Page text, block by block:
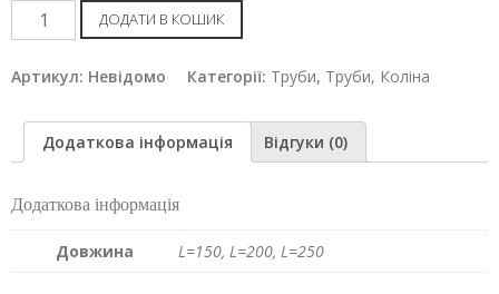
Подовжувач
PP-
k1/...-
кількість
ДОДАТИ В КОШИК
Артикул: Невідомо Категорії: Труби, Труби, Коліна
Додаткова інформація Відгуки (0)
Додаткова інформація
Довжина L=150, L=200, L=250